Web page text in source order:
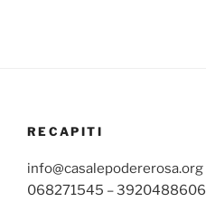
RECAPITI
info@casalepodererosa.org
068271545 – 3920488606